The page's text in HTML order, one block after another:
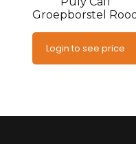
Groepborstel Rood
Login to see price